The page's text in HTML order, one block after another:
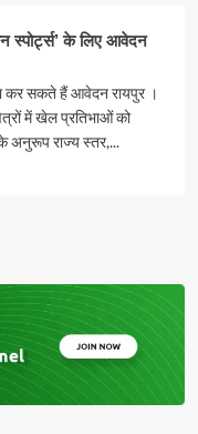
स्पोर्ट्स’ के लिए आवेदन
सकते हैं आवेदन रायपुर ।
में खेल प्रतिभाओं को
अनुरूप राज्य स्तर,...